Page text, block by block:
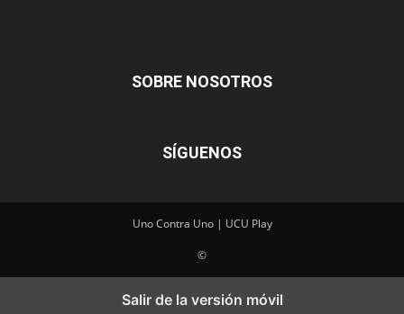
SOBRE NOSOTROS
SÍGUENOS
Uno Contra Uno | UCU Play
©
Salir de la versión móvil